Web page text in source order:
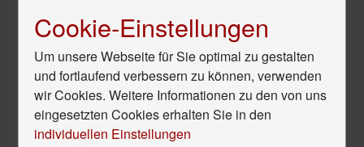
erhöhen. Selbstlernende, intelligente Systeme
sagen heute schon Geschäftsentwicklungen,
Markttrends, Entscheidungs- und
Vertragsrisiken, Kundenwünsche- und
verhalten, oder Maschinenausfälle und
Wartungsbedarfe vorher. In Zukunft werden
Cookie-Einstellungen
Um unsere Webseite für Sie optimal zu gestalten
und fortlaufend verbessern zu können, verwenden
wir Cookies. Weitere Informationen zu den von uns
eingesetzten Cookies erhalten Sie in den
individuellen Einstellungen